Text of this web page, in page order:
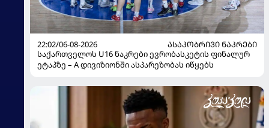
22:02/06-08-2026
ᲐᲡᲐᲙᲝᲑᲠᲘᲕᲘ ᲜᲐᲙᲠᲔᲑᲘ
საქართველოს U16 ნაკრები ევრობასკეტის ფინალურ
ეტაპზე – A დივიზიონში ასპარეზობას იწყებს